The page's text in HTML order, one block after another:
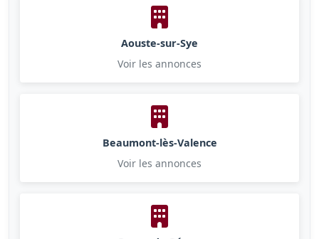
Aouste-sur-Sye
Voir les annonces
Beaumont-lès-Valence
Voir les annonces